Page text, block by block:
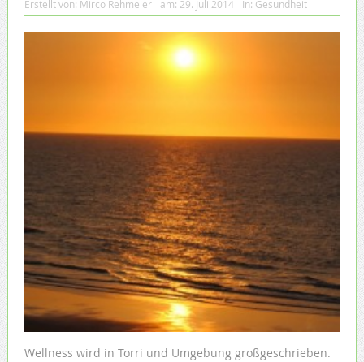
Erstellt von: Mirco Rehmeier am: 29. Juli 2014 In: Gesundheit
Wellness wird in Torri und Umgebung großgeschrieben.